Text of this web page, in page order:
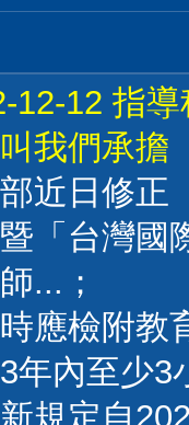
12-12 指
我們承擔
近日修正
「台灣國
...；
應檢附教
年內至少3
規定自